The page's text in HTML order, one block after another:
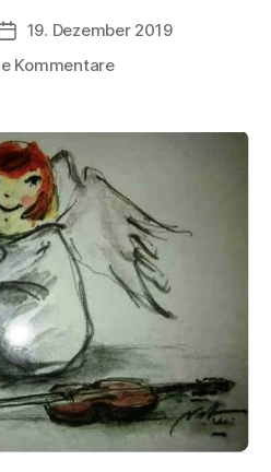
Beitragsdatum
19. Dezember 2019
Kommentarezu